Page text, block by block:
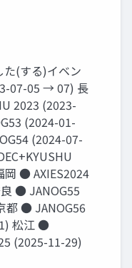
た(する)イベン
07-05 → 07) 長
2023 (2023-
(2024-01-
(2024-07-
● AXIES2024
● JANOG55
都 ● JANOG56
松江 ●
(2025-11-29)